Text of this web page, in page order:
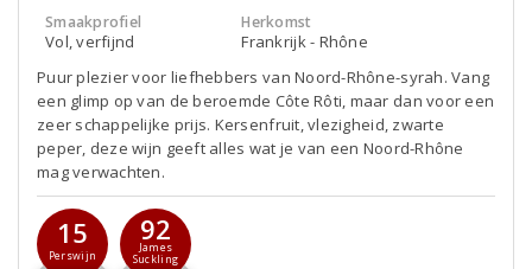
Smaakprofiel
Vol, verfijnd
Herkomst
Frankrijk - Rhône
Puur plezier voor liefhebbers van Noord-Rhône-syrah. Vang
een glimp op van de beroemde Côte Rôti, maar dan voor een
zeer schappelijke prijs. Kersenfruit, vlezigheid, zwarte
peper, deze wijn geeft alles wat je van een Noord-Rhône
mag verwachten.
15
Perswijn
92
James
Suckling